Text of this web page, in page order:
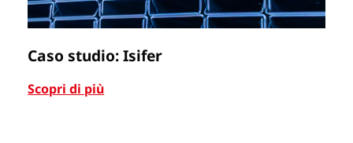
Caso studio: Isifer
Scopri di più